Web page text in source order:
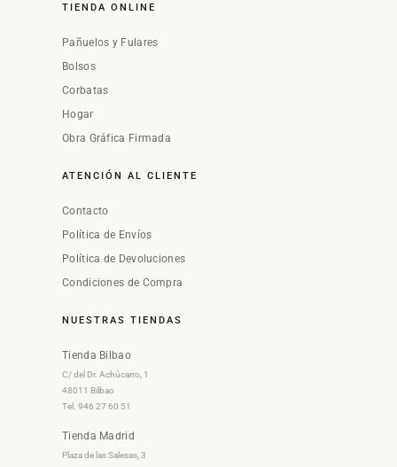
TIENDA ONLINE
Pañuelos y Fulares
Bolsos
Corbatas
Hogar
Obra Gráfica Firmada
ATENCIÓN AL CLIENTE
Contacto
Política de Envíos
Política de Devoluciones
Condiciones de Compra
NUESTRAS TIENDAS
Tienda Bilbao
C/ del Dr. Achúcarro, 1
48011 Bilbao
Tel. 946 27 60 51
Tienda Madrid
Plaza de las Salesas, 3